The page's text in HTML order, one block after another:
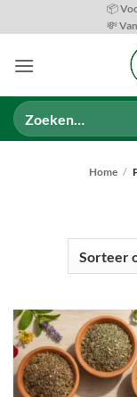
naar
📦
💸
Zoeken
naar:
Home /
SOORTEN VOEDING
PRODUCT